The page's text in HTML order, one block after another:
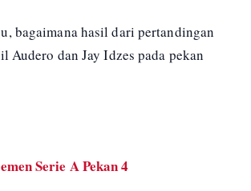
bagaimana hasil dari pertandingan
Audero dan Jay Idzes pada pekan
Serie A Pekan 4